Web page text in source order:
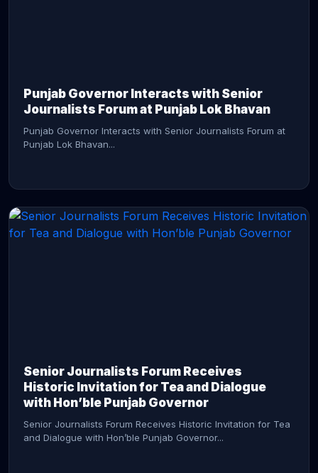
Punjab Governor Interacts with Senior
Journalists Forum at Punjab Lok Bhavan
Punjab Governor Interacts with Senior Journalists Forum at
Punjab Lok Bhavan...
Senior Journalists Forum Receives
Historic Invitation for Tea and Dialogue
with Hon’ble Punjab Governor
Senior Journalists Forum Receives Historic Invitation for Tea
and Dialogue with Hon’ble Punjab Governor...